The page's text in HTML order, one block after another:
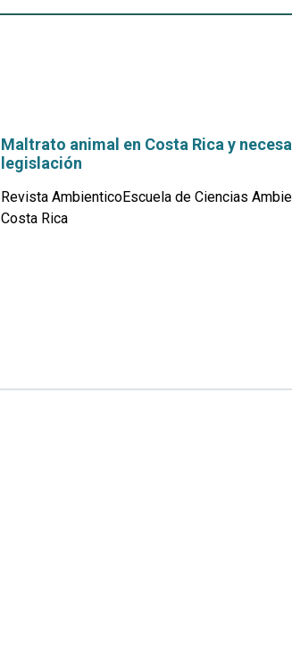
Maltrato animal en Costa Rica y
legislación
Revista AmbienticoEscuela de Ciencias
Costa Rica